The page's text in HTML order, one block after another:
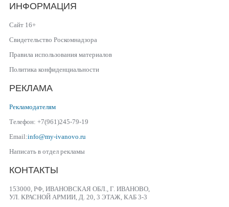
ИНФОРМАЦИЯ
Сайт 16+
Свидетельство Роскомнадзора
Правила использования материалов
Политика конфиденциальности
РЕКЛАМА
Рекламодателям
Телефон: +7(961)245-79-19
Email:info@my-ivanovo.ru
Написать в отдел рекламы
КОНТАКТЫ
153000, РФ, ИВАНОВСКАЯ ОБЛ., Г. ИВАНОВО,
УЛ. КРАСНОЙ АРМИИ, Д. 20, 3 ЭТАЖ, КАБ 3-3